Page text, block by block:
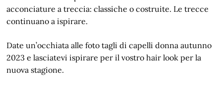
acconciature a treccia: classiche o costruite. Le trecce
continuano a ispirare.
Date un’occhiata alle foto tagli di capelli donna autunno
2023 e lasciatevi ispirare per il vostro hair look per la
nuova stagione.